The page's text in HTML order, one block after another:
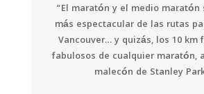
“El maratón y el medio
más espectacular de las rutas
Vancouver… y quizás, los 10 km
fabulosos de cualquier maratón,
malecón de Stanley